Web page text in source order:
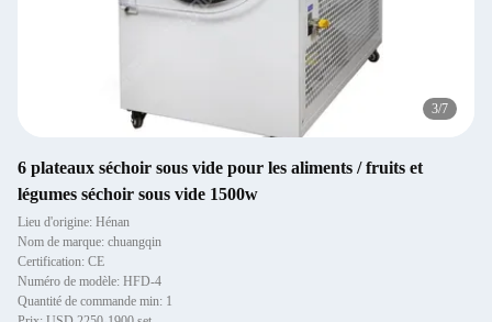
4/7
6 plateaux séchoir sous vide pour les aliments / fruits et
légumes séchoir sous vide 1500w
Lieu d'origine: Hénan
Nom de marque: chuangqin
Certification: CE
Numéro de modèle: HFD-4
Quantité de commande min: 1